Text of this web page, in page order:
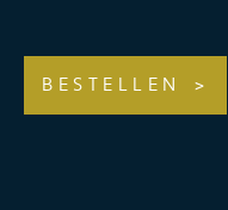
BESTELLEN